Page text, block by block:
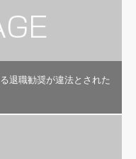
退職勧奨が違法とされた